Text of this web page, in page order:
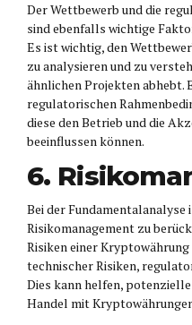
Der Wettbewerb und die
sind ebenfalls wichtige
Es ist wichtig, den
zu analysieren und zu
ähnlichen Projekten abhebt.
regulatorischen
diese den Betrieb und die
beeinflussen können.
6.
Bei der Fundamentalanalyse
Risikomanagement zu
Risiken einer
technischer Risiken,
Dies kann helfen,
Handel mit